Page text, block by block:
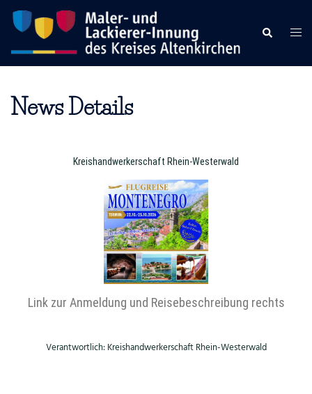
News Details
Kreishandwerkerschaft Rhein-Westerwald
Link zur Anmeldung und Reisebeschreibung rechts
Verantwortlich: Kreishandwerkerschaft Rhein-Westerwald